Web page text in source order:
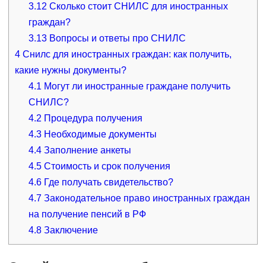
3.12 Сколько стоит СНИЛС для иностранных
граждан?
3.13 Вопросы и ответы про СНИЛС
4Снилс для иностранных граждан: как получить,
какие нужны документы?
4.1 Могут ли иностранные граждане получить
СНИЛС?
4.2 Процедура получения
4.3 Необходимые документы
4.4 Заполнение анкеты
4.5 Стоимость и срок получения
4.6 Где получать свидетельство?
4.7 Законодательное право иностранных граждан
на получение пенсий в РФ
4.8 Заключение